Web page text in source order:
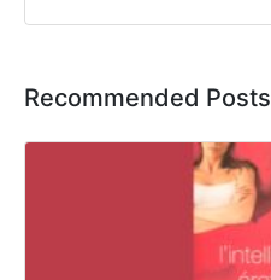
Recommended Posts